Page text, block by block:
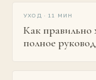
УХОД ·11 МИН
Как правильно
полное